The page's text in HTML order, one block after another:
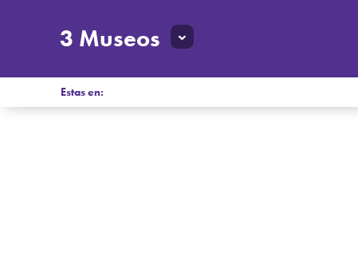
3 Museos
Estas en: